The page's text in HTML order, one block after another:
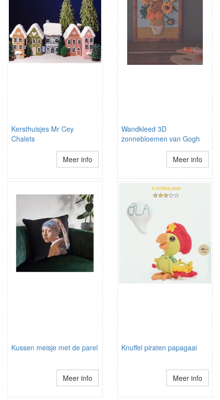
Kersthuisjes Mr Cey
Chalets
Meer info
Wandkleed 3D
zonnebloemen van Gogh
Meer info
Kussen meisje met de parel
Meer info
Knuffel piraten papagaai
Meer info